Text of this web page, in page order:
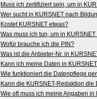
Muss ich zertifiziert sein, um in
Wer sucht in KURSNET nach
Kostet KURSNET etwas?
Was muss ich tun, um in
Wofür brauche ich die PIN?
Was ist die Anbieter-Nr. in
Kann ich meine Daten in
Wie funktioniert die Datenpflege
Kann die KURSNET-Redaktion
Wie oft muss ich meine Angaben